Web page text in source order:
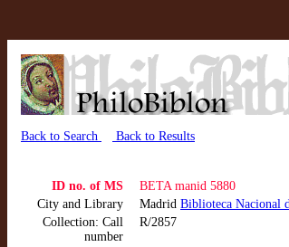
Back to Search Back to Results
ID no. of MS
BETA manid 5880
City and Library
Madrid Biblioteca Nacional
Collection: Call
number
R/2857